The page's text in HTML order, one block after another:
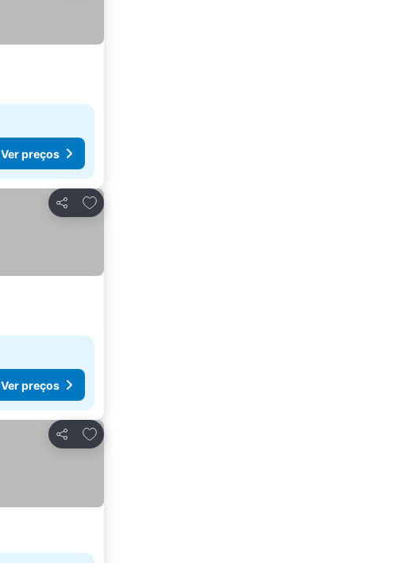
Ver preços
Partilhar
Adicionar aos favoritos
Ver preços
Partilhar
Adicionar aos favoritos